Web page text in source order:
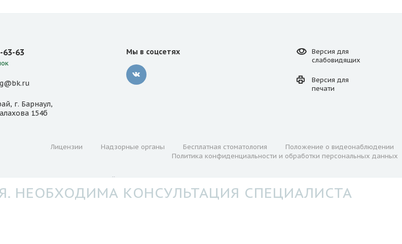
63-63
г. Барнаул,
154б
Мы в соцсетях
Версия для
слабовидящих
Версия для
печати
Лицензии Надзорные органы Бесплатная стоматология
Положение о видеонаблюдении
Политика конфиденциальности и обработки персональных данных
здравоохранения Алтайского края.
НЕОБХОДИМА КОНСУЛЬТАЦИЯ СПЕЦИАЛИСТА